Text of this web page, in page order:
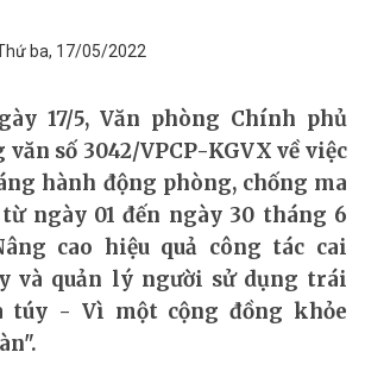
ba, 17/05/2022
17/5, Văn phòng Chính phủ
số 3042/VPCP-KGVX về việc
hành động phòng, chống ma
ngày 01 đến ngày 30 tháng 6
cao hiệu quả công tác cai
và quản lý người sử dụng trái
túy - Vì một cộng đồng khỏe